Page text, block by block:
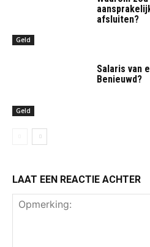
Geld
afsluiten?
Geld
Salaris van
Benieuwd?
LAAT EEN REACTIE ACHTER